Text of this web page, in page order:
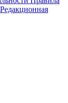
Редакционная